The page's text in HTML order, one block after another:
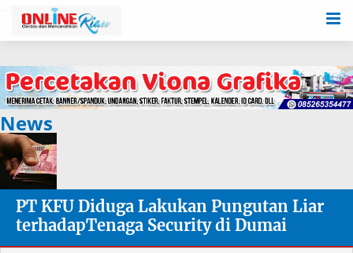
News
PT KFU Diduga Lakukan Pungutan Liar
terhadapTenaga Security di Dumai